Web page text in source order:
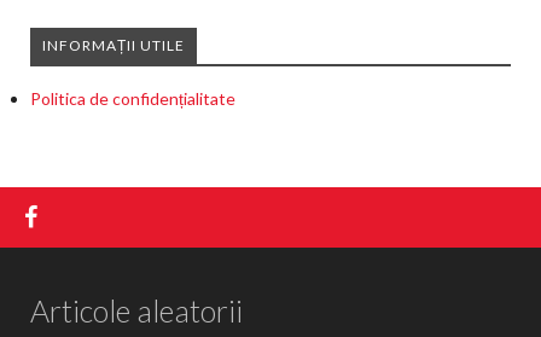
INFORMAȚII UTILE
Politica de confidențialitate
Articole aleatorii